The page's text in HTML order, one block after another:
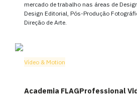
mercado de trabalho nas áreas de
Design Editorial, Pós-Produção
Direção de Arte.
Vídeo & Motion
Academia FLAGProfessional